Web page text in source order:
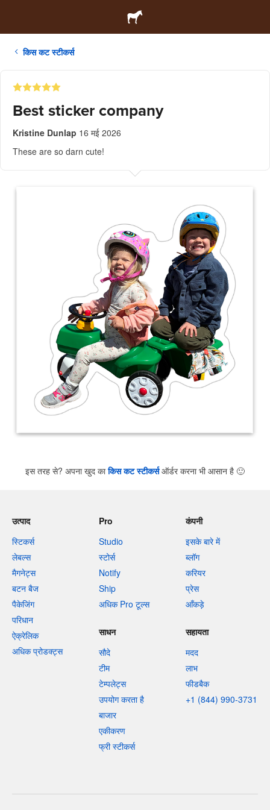
किस कट स्टीकर्स
Best sticker company
Kristine Dunlap 16 मई 2026
These are so darn cute!
इस तरह से? अपना खुद काकिस कट स्टीकर्सऑर्डर करना भी आसान है 🙂
उत्पाद
स्टिकर्स
लेबल्स
मैगनेट्स
बटन बैज
पैकेजिंग
परिधान
ऐक्रेलिक
अधिक प्रोडक्ट्स
Pro
Studio
स्टोर्स
Notify
Ship
अधिक Pro टूल्स
कंपनी
इसके बारे में
ब्लॉग
करियर
प्रेस
आँकड़े
साधन
सौदे
टीम
टेम्पलेट्स
उपयोग करता है
बाजार
एकीकरण
फ्री स्टीकर्स
सहायता
मदद
लाभ
फीडबैक
+1 (844) 990-3731